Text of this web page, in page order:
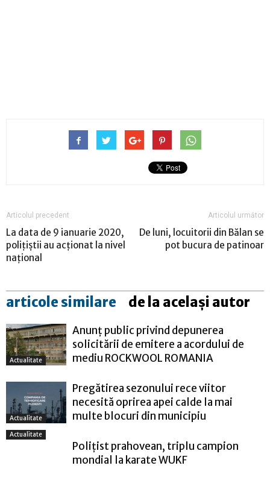
Articolul precedent
La data de 9 ianuarie 2020,
poliţiştii au acționat la nivel
național
Articolul următor
De luni, locuitorii din Bălan se
pot bucura de patinoar
articole similare de la același autor
Actualitate
Anunț public privind depunerea
solicitării de emitere a acordului de
mediu ROCKWOOL ROMANIA
Actualitate
Pregătirea sezonului rece viitor
necesită oprirea apei calde la mai
multe blocuri din municipiu
Actualitate
Polițist prahovean, triplu campion
mondial la karate WUKF